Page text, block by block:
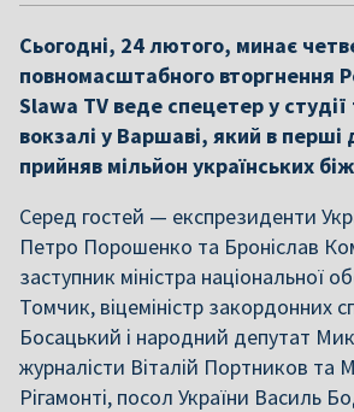
Сьогодні, 24 лютого, минає
повномасштабного вторгнення
Slawa TV веде спецетер у
вокзалі у Варшаві, який в перші
прийняв мільйон українських
Серед гостей — експрезиденти
Петро Порошенко та Броніслав
заступник міністра національної
Томчик, віцеміністр закордонних
Босацький і народний депутат
журналісти Віталій Портников та
Рігамонті, посол України Василь